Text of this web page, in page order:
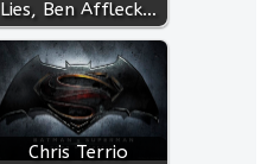
Lies, Ben Affleck…
Chris Terrio